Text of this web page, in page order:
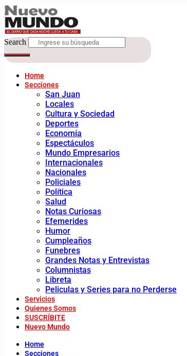
Search
Home
Secciones
San Juan
Locales
Cultura y Sociedad
Deportes
Economía
Espectáculos
Mundo Empresarios
Internacionales
Nacionales
Policiales
Política
Salud
Notas Curiosas
Efemerides
Humor
Cumpleaños
Funebres
Grandes Notas y Entrevistas
Columnistas
Libreta
Peliculas y Series para no Perderse
Servicios
Quienes Somos
SUSCRÍBITE
Nuevo Mundo
Home
Secciones